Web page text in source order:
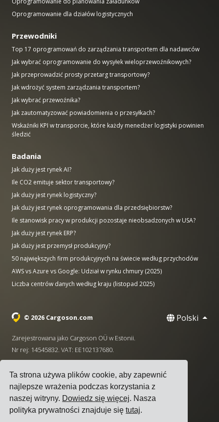
Ta strona używa plików cookie, aby zapewnić
najlepsze wrażenia podczas korzystania z
naszej witryny. Dowiedz się więcej. Nasza
polityka prywatności znajduje siętutaj.
Oprogramowanie dla działów logistycznych
Przewodniki
Top 17 oprogramowań do zarządzania transportem dla nadawców
Jak wybrać oprogramowanie do wysyłek wieloprzewoźnikowych?
Jak przeprowadzić prosty przetarg transportowy?
Jak wdrożyć system zarządzania transportem?
Jak wybrać przewoźnika?
Jak zautomatyzować powiadomienia o przesyłkach?
Wskaźniki KPI w transporcie, które każdy menedżer logistyki powinien
śledzić
Badania
Jak duży jest rynek AI?
Ile CO2 emituje sektor transportowy?
Jak duży jest rynek logistyczny?
Jak duży jest rynek oprogramowania dla przedsiębiorstw?
Ile stanowisk pracy w produkcji pozostaje nieobsadzonych w USA?
Jak duży jest rynek ERP?
Jak duży jest przemysł produkcyjny?
50 największych firm produkcyjnych na świecie według przychodów
AWS vs Azure vs Google: Udział w rynku chmury (2025)
Liczba centrów danych według kraju (listopad 2025)
© 2026 Cargoson.com Polski
Zarejestrowana jako Cargoson OÜ w Estonii.
Nr rej: 14545832. VAT: EE102137680.
+372 5555 0028 · hello@cargoson.com
Warunki korzystania z usługi|Polityka Prywatności
Polityka plików cookie